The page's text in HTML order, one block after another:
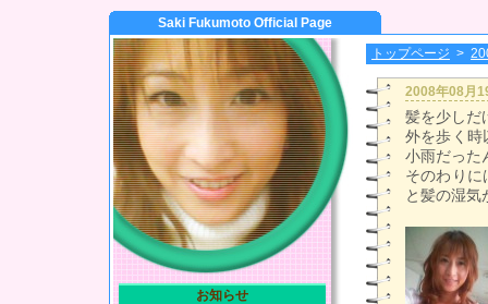
Saki Fukumoto Official Page
トップページ >
2008年08月
髪を少しだ
外を歩く時
小雨だった
そのわりに
と髪の湿気
お知らせ